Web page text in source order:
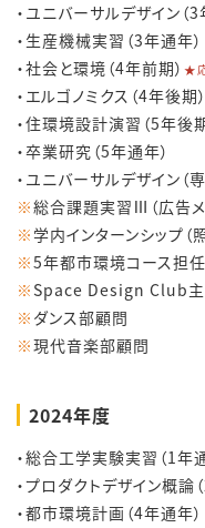
・ユニバーサルデザイン（3
・生産機械実習（3年通年）
・社会と環境（4年前期） ★
・エルゴノミクス（4年後期）
・住環境設計演習（5年後期
・卒業研究（5年通年）
・ユニバーサルデザイン（
※総合課題実習Ⅲ（広告メ
※ 学内インターンシップ（
※5年都市環境コース担任
※ Space Design Club
※ ダンス部顧問
※現代音楽部顧問
2024年度
・総合工学実験実習（1
・プロダクトデザイン概論
・都市環境計画（4年通年）